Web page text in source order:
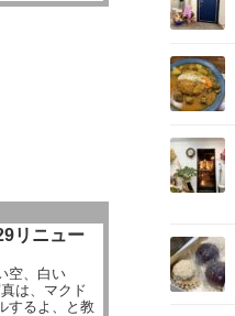
リニュー
空、白い
は、マクド
するよ、と教